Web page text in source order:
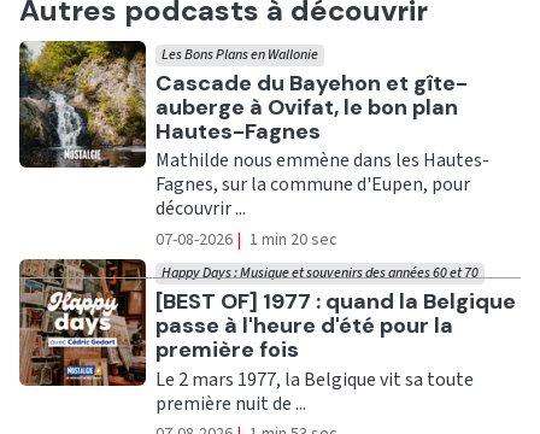
Autres podcasts à découvrir
Ecouter
Cascade du Bayehon et gîte-
auberge à Ovifat, le bon plan
Hautes-Fagnes
Les Bons Plans en Wallonie
Mathilde nous emmène dans les Hautes-
Fagnes, sur la commune d'Eupen, pour
découvrir ...
07-08-2026 | 1 min 20 sec
Ecouter
[BEST OF] 1977 : quand la Belgique
passe à l'heure d'été pour la
première fois
Happy Days : Musique et souvenirs des années 60 et 70
Le 2 mars 1977, la Belgique vit sa toute
première nuit de ...